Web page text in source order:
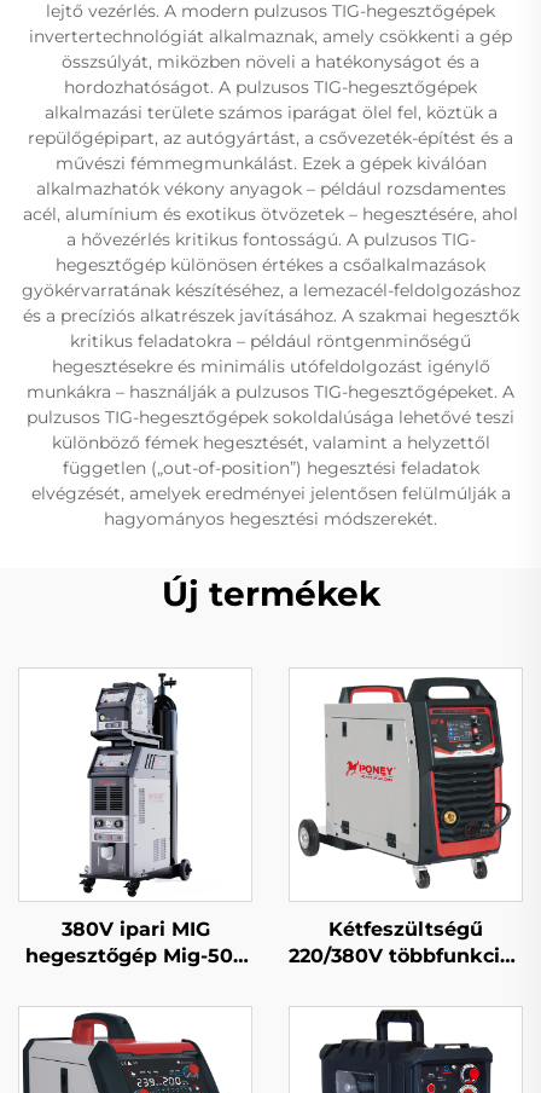
lejtő vezérlés. A modern pulzusos TIG-hegesztőgépek
invertertechnológiát alkalmaznak, amely csökkenti a gép
összsúlyát, miközben növeli a hatékonyságot és a
hordozhatóságot. A pulzusos TIG-hegesztőgépek
alkalmazási területe számos iparágat ölel fel, köztük a
repülőgépipart, az autógyártást, a csővezeték-építést és a
művészi fémmegmunkálást. Ezek a gépek kiválóan
alkalmazhatók vékony anyagok – például rozsdamentes
acél, alumínium és exotikus ötvözetek – hegesztésére, ahol
a hővezérlés kritikus fontosságú. A pulzusos TIG-
hegesztőgép különösen értékes a csőalkalmazások
gyökérvarratának készítéséhez, a lemezacél-feldolgozáshoz
és a precíziós alkatrészek javításához. A szakmai hegesztők
kritikus feladatokra – például röntgenminőségű
hegesztésekre és minimális utófeldolgozást igénylő
munkákra – használják a pulzusos TIG-hegesztőgépeket. A
pulzusos TIG-hegesztőgépek sokoldalúsága lehetővé teszi
különböző fémek hegesztését, valamint a helyzettől
független („out-of-position”) hegesztési feladatok
elvégzését, amelyek eredményei jelentősen felülmúlják a
hagyományos hegesztési módszerekét.
Új termékek
380V ipari MIG
hegesztőgép Mig-500
vízhűtéses szinergiás
rendszer
Kétfeszültségű
220/380V többfunkciós
250 dupla impulzusos
LCD digitális
szabályozású